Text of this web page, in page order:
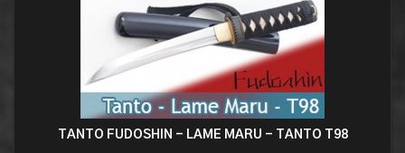
TANTO FUDOSHIN - LAME MARU - TANTO T98